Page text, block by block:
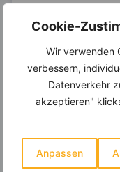
Cookie-
Wir verwenden
verbessern,
Datenverkehr
akzeptieren"
Anpassen
Wochenplaner,
Einkaufsliste
Entdecke die invi koo-
viele hilfreiche und
um Deine Ernährung
Erfahre
dieses